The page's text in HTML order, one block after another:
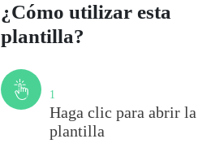
¿Cómo utilizar esta
plantilla?
1
Haga clic para abrir la
plantilla